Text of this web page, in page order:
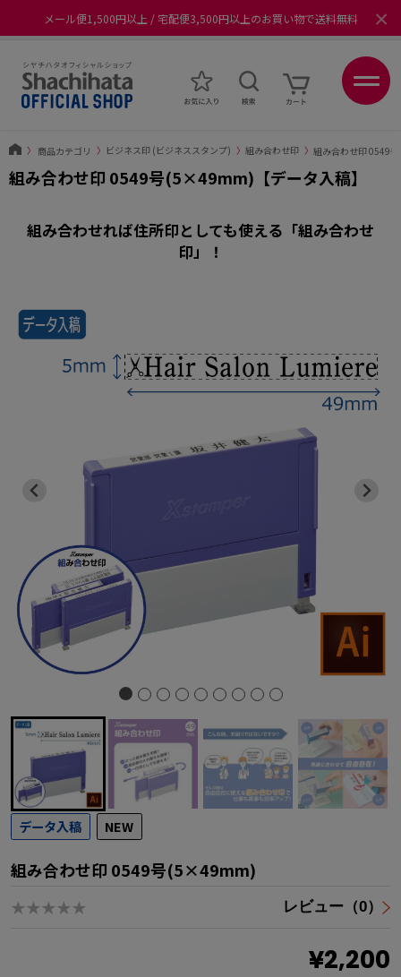
メール便1,500円以上 / 宅配便3,500円以上のお買い物で送料無料
ポイントが貯まる、使える、会員限定ポイントプログラム
〉 商品カテゴリ 〉 ビジネス印 (ビジネススタンプ) 〉 組み合わせ印 〉 組み合わせ印 0549
組み合わせ印 0549号(5×49mm)【データ入稿】
×
組み合わせれば住所印としても使える「組み合わせ
印」！
データ入稿 NEW
組み合わせ印 0549号(5×49mm)
★★★★★ レビュー（0）
¥2,200